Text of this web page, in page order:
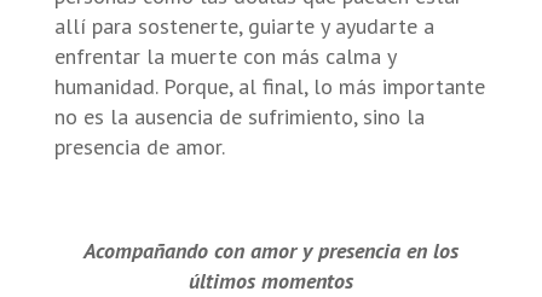
allí para sostenerte, guiarte y ayudarte a
enfrentar la muerte con más calma y
humanidad. Porque, al final, lo más importante
no es la ausencia de sufrimiento, sino la
presencia de amor.
Acompañando con amor y presencia en los
últimos momentos